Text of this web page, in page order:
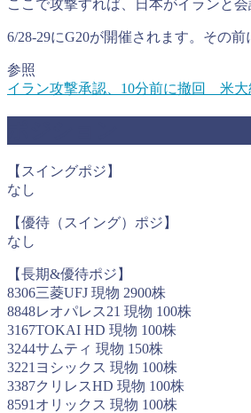
ここで攻撃すれば、日本がイランと
6/28-29にG20が開催されます。その
参照
イラン攻撃承認、10分前に撤回 米大
【スイングポジ】
なし
【優待（スイング）ポジ】
なし
【長期&優待ポジ】
8306三菱UFJ 現物 2900株
8848レオパレス21 現物 100株
3167TOKAI HD 現物 100株
3244サムティ 現物 150株
3221ヨシックス 現物 100株
3387クリレスHD 現物 100株
8591オリックス 現物 100株